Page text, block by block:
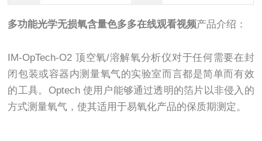
多功能光学无损氧含量色多多在线观看视频产品介绍：
IM-OpTech-O2 顶空氧/溶解氧分析仪对于任何需要在封
闭包装或容器内测量氧气的实验室而言都是简单而有效
的工具。Optech 使用户能够通过透明的箔片以非侵入的
方式测量氧气，使其适用于易氧化产品的保质期测定。